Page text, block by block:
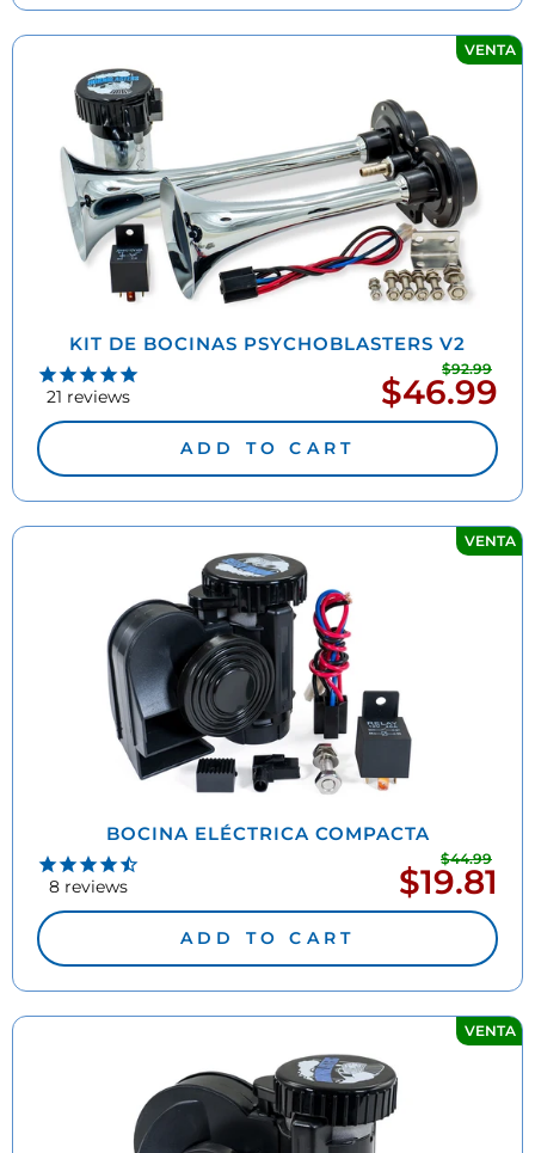
VENTA
KIT DE BOCINAS PSYCHOBLASTERS V2
21 reviews
$92.99
Precio
de
$46.99
ADD TO CART
VENTA
BOCINA ELÉCTRICA COMPACTA
8reviews
$44.99
Precio
de
$19.81
ADD TO CART
VENTA